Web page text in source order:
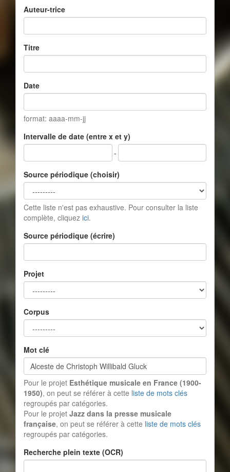
Auteur-trice
Titre
Date
format: aaaa-mm-jj
Intervalle de date (entre x et y)
-
Source périodique (choisir)
Cette liste n'est pas exhaustive. Pour consulter la liste
complète, cliquez ici.
Source périodique (écrire)
Projet
Corpus
Mot clé
Pour le projet Esthétique musicale en France (1900-
1950), on peut se référer à cette liste de mots clés
regroupés par catégories.
Pour le projet Jazz dans la presse musicale
française, on peut se référer à cette liste de mots clés
regroupés par catégories.
Recherche plein texte (OCR)